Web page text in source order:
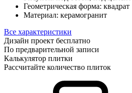
Геометрическая форма: квадрат
Материал: керамогранит
Все характеристики
Дизайн проект бесплатно
По предварительной записи
Калькулятор плитки
Рассчитайте количество плиток